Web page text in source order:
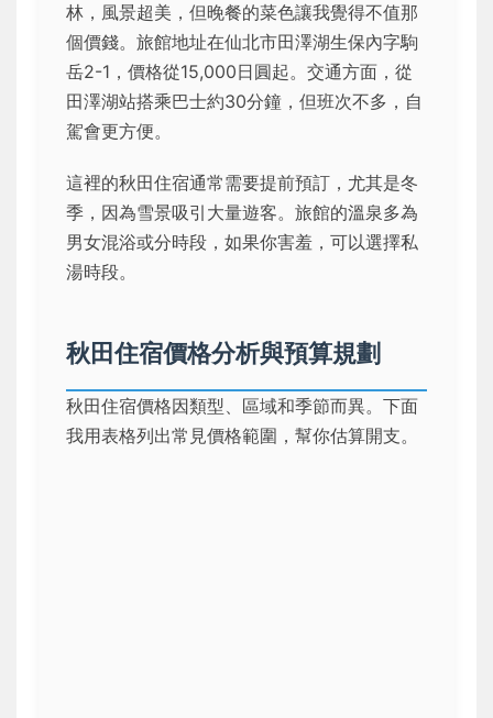
林，風景超美，但晚餐的菜色讓我覺得不值那
個價錢。旅館地址在仙北市田澤湖生保內字駒
岳2-1，價格從15,000日圓起。交通方面，從
田澤湖站搭乘巴士約30分鐘，但班次不多，自
駕會更方便。
這裡的秋田住宿通常需要提前預訂，尤其是冬
季，因為雪景吸引大量遊客。旅館的溫泉多為
男女混浴或分時段，如果你害羞，可以選擇私
湯時段。
秋田住宿價格分析與預算規劃
秋田住宿價格因類型、區域和季節而異。下面
我用表格列出常見價格範圍，幫你估算開支。